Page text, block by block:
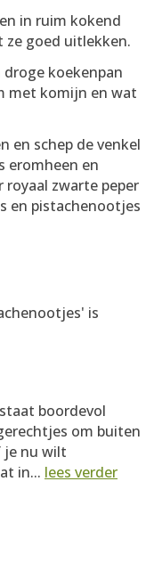
in ruim kokend
ze goed uitlekken.
koekenpan
met komijn en wat
en schep de venkel
eromheen en
royaal zwarte peper
en pistachenootjes
is
boordevol
om buiten
je nu wilt
in... lees verder